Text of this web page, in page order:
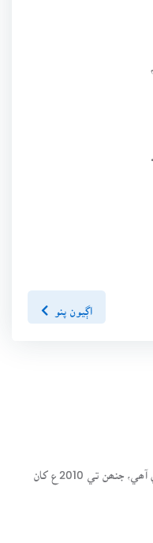
اڳيون پنو
سنڌسلامت ڪتاب گهر ھڪ آن لائين لائبريري آھي، جنھن تي 2010ع کان